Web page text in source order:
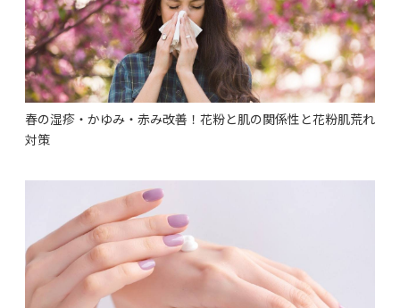
春の湿疹・かゆみ・赤み改善！花粉と肌の関係性と花粉肌荒れ
対策